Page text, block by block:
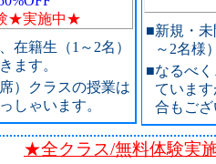
★実施中★
在籍生（1～2名）
ます。
）クラスの授業は
しゃいます。
■新規・
～2名様
■なるべ
ていま
合もご
★全クラス/無料体験実